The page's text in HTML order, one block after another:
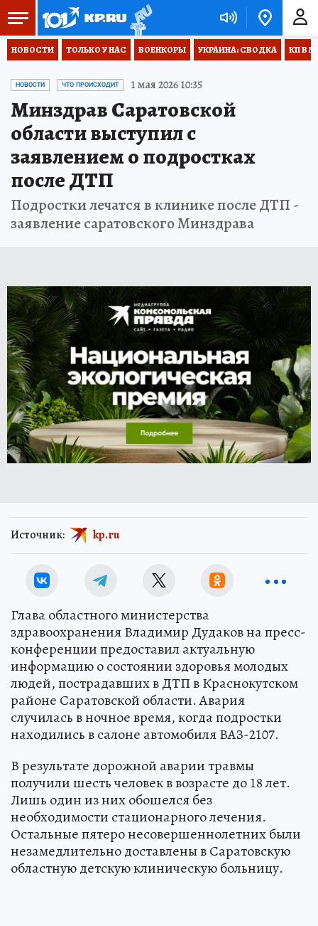
НОВОСТИ ТОЛЬКО У НАС ВОЕНКОРЫ УКРАИНА: СВОДКА КП В
НОВОСТИ ЧТО ПРОИСХОДИТ 1 мая 2026 10:35
Минздрав Саратовской
области выступил с
заявлением о подростках
после ДТП
Подростки лечатся в клинике после ДТП -
заявление саратовского Минздрава
Источник: kp.ru
Глава областного министерства
здравоохранения Владимир Дудаков на пресс-
конференции предоставил актуальную
информацию о состоянии здоровья молодых
людей, пострадавших в ДТП в Краснокутском
районе Саратовской области. Авария
случилась в ночное время, когда подростки
находились в салоне автомобиля ВАЗ-2107.
В результате дорожной аварии травмы
получили шесть человек в возрасте до 18 лет.
Лишь один из них обошелся без
необходимости стационарного лечения.
Остальные пятеро несовершеннолетних были
незамедлительно доставлены в Саратовскую
областную детскую клиническую больницу.